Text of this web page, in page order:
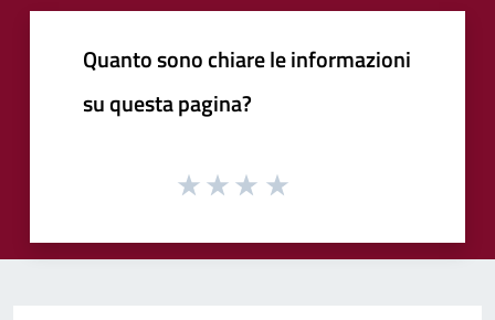
Quanto sono chiare le informazioni
su questa pagina?